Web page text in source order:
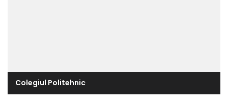
Colegiul Politehnic